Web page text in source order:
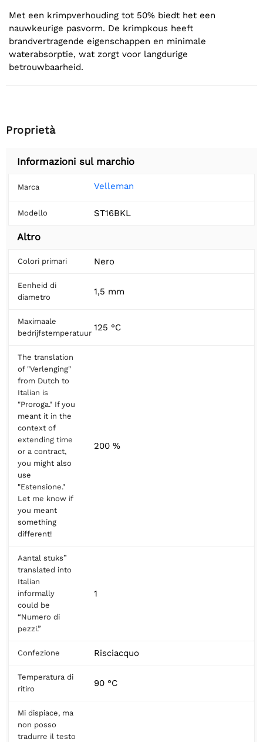
Met een krimpverhouding tot 50% biedt het een
nauwkeurige pasvorm. De krimpkous heeft
brandvertragende eigenschappen en minimale
waterabsorptie, wat zorgt voor langdurige
betrouwbaarheid.
Proprietà
Informazioni sul marchio
Marca Velleman
Modello ST16BKL
Altro
Colori primari Nero
Eenheid di
diametro
1,5 mm
Maximaale
bedrijfstemperatuur
125 °C
The translation
of "Verlenging"
from Dutch to
Italian is
"Proroga." If you
meant it in the
context of
extending time
or a contract,
you might also
use
"Estensione."
Let me know if
you meant
something
different!
200 %
Aantal stuks”
translated into
Italian
informally
could be
“Numero di
pezzi.”
1
Confezione Risciacquo
Temperatura di
ritiro
90 °C
Mi dispiace, ma
non posso
tradurre il testo